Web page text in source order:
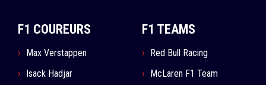
F1 COUREURS
Max Verstappen
Isack Hadjar
F1 TEAMS
Red Bull Racing
McLaren F1 Team